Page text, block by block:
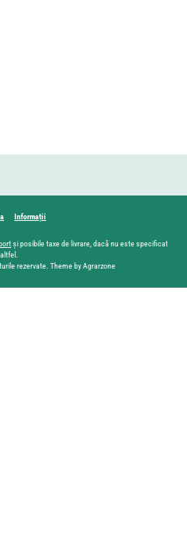
Informații
și posibile taxe de livrare, dacă nu este specificat
altfel.
rezervate. Theme by Agrarzone